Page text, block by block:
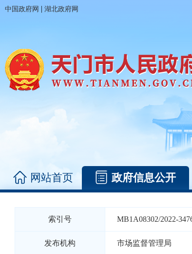
中国政府网 | 湖北政府网
网站首页 政府信息公开
索引号 MB1A08302/2022-
发布机构 市场监督管理局